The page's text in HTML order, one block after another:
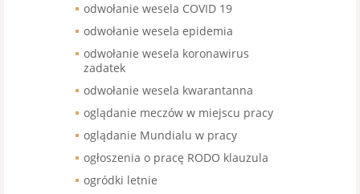
odwołanie wesela COVID 19
odwołanie wesela epidemia
odwołanie wesela koronawirus
zadatek
odwołanie wesela kwarantanna
oglądanie meczów w miejscu pracy
oglądanie Mundialu w pracy
ogłoszenia o pracę RODO klauzula
ogródki letnie